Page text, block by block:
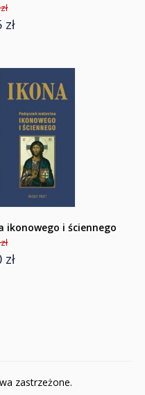
zł
ikonowego i ściennego
zł
zastrzeżone.